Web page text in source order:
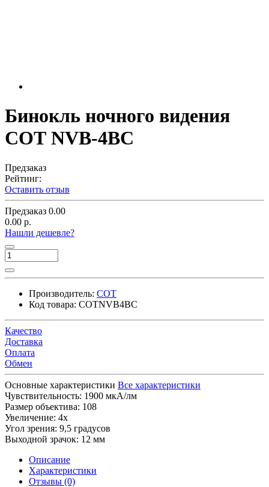
Бинокль ночного видения
СОТ NVB-4ВС
Предзаказ
Рейтинг:
Оставить отзыв
Предзаказ 0.00
0.00 р.
Нашли дешевле?
Производитель: СОТ
Код товара: СОТNVB4ВС
Качество
Доставка
Оплата
Обмен
Основные характеристики Все характеристики
Чувствительность: 1900 мкА/лм
Размер объектива: 108
Увеличение: 4х
Угол зрения: 9,5 градусов
Выходной зрачок: 12 мм
Описание
Характеристики
Отзывы (0)